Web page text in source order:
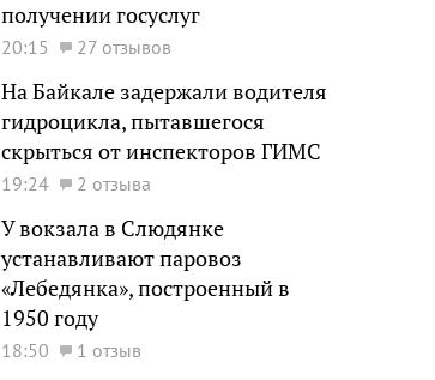
получении госуслуг
20:15 27 отзывов
На Байкале задержали водителя
гидроцикла, пытавшегося
скрыться от инспекторов ГИМС
19:24 2 отзыва
У вокзала в Слюдянке
устанавливают паровоз
«Лебедянка», построенный в
1950 году
18:50 1 отзыв